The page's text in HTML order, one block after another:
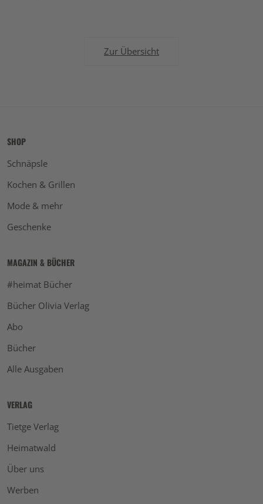
Zur Übersicht
SHOP
Schnäpsle
Kochen & Grillen
Mode & mehr
Geschenke
MAGAZIN & BÜCHER
#heimat Bücher
Bücher Olivia Verlag
Abo
Bücher
Alle Ausgaben
VERLAG
Tietge Verlag
Heimatwald
Über uns
Werben